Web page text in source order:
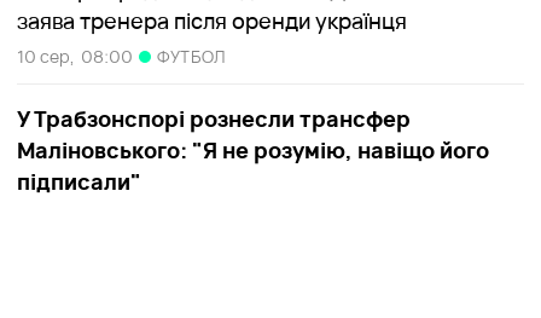
заява тренера після оренди українця
10 сер, 08:00 ФУТБОЛ
У Трабзонспорі рознесли трансфер
Маліновського: "Я не розумію, навіщо його
підписали"